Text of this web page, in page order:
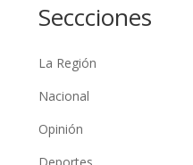
Seccciones
La Región
Nacional
Opinión
Deportes